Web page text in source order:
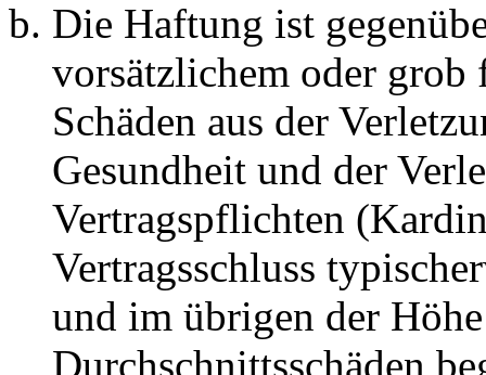
Die Haftung ist
vorsätzlichem oder grob
Schäden aus der
Gesundheit und der
Vertragspflichten
Vertragsschluss
und im übrigen der
Durchschnittsschäden